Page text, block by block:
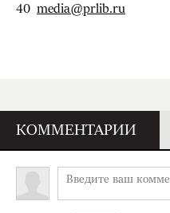
40 media@prlib.ru
КОММЕНТАРИИ